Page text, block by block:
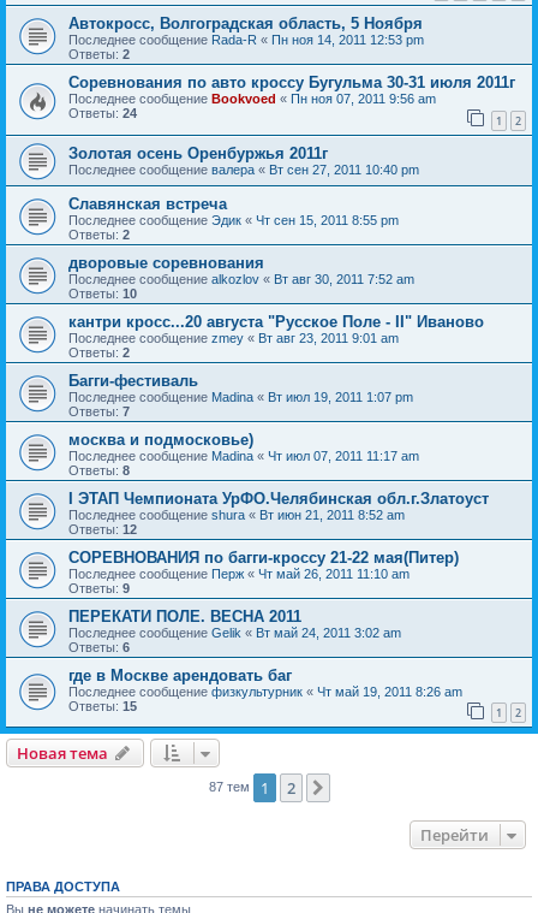
Автокросс, Волгоградская область, 5 Ноября
Последнее сообщение Rada-R « Пн ноя 14, 2011 12:53 pm
Ответы: 2
Соревнования по авто кроссу Бугульма 30-31 июля 2011г
Последнее сообщение Bookvoed « Пн ноя 07, 2011 9:56 am
Ответы: 24 1 2
Золотая осень Оренбуржья 2011г
Последнее сообщение валера « Вт сен 27, 2011 10:40 pm
Славянская встреча
Последнее сообщение Эдик « Чт сен 15, 2011 8:55 pm
Ответы: 2
дворовые соревнования
Последнее сообщение alkozlov « Вт авг 30, 2011 7:52 am
Ответы: 10
кантри кросс...20 августа "Русское Поле - II" Иваново
Последнее сообщение zmey « Вт авг 23, 2011 9:01 am
Ответы: 2
Багги-фестиваль
Последнее сообщение Madina « Вт июл 19, 2011 1:07 pm
Ответы: 7
москва и подмосковье)
Последнее сообщение Madina « Чт июл 07, 2011 11:17 am
Ответы: 8
I ЭТАП Чемпионата УрФО.Челябинская обл.г.Златоуст
Последнее сообщение shura « Вт июн 21, 2011 8:52 am
Ответы: 12
СОРЕВНОВАНИЯ по багги-кроссу 21-22 мая(Питер)
Последнее сообщение Перж « Чт май 26, 2011 11:10 am
Ответы: 9
ПЕРЕКАТИ ПОЛЕ. ВЕСНА 2011
Последнее сообщение Gelik « Вт май 24, 2011 3:02 am
Ответы: 6
где в Москве арендовать баг
Последнее сообщение физкультурник « Чт май 19, 2011 8:26 am
Ответы: 15 1 2
Новая тема
87 тем 1 2
Перейти
ПРАВА ДОСТУПА
Вы не можете начинать темы